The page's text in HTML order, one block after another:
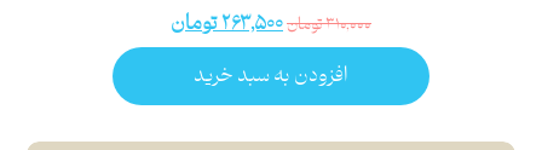
۳۱۰,۰۰۰تومان۲۶۳,۵۰۰تومان
افزودن به سبد خرید